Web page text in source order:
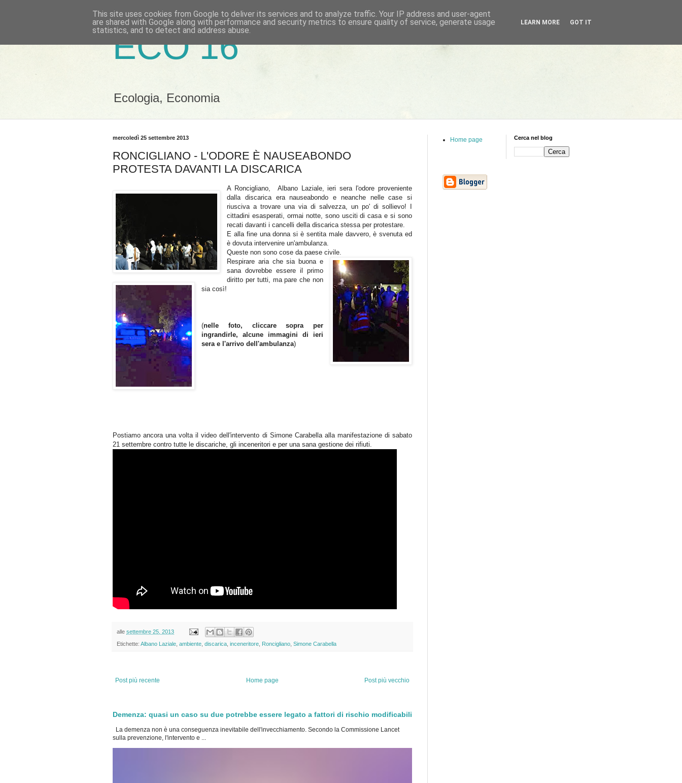
ECO 16
Ecologia, Economia
mercoledì 25 settembre 2013
RONCIGLIANO - L'ODORE È NAUSEABONDO
PROTESTA DAVANTI LA DISCARICA
A Roncigliano, Albano Laziale, ieri sera l'odore proveniente
dalla discarica era nauseabondo e neanche nelle case si
riusciva a trovare una via di salvezza, un po' di sollievo! I
cittadini esasperati, ormai notte, sono usciti di casa e si sono
recati davanti i cancelli della discarica stessa per protestare.
E alla fine una donna si è sentita male davvero, è svenuta ed
è dovuta intervenire un'ambulanza.
Queste non sono cose da paese civile.
Respirare aria che sia buona e
sana dovrebbe essere il primo
diritto per tutti, ma pare che non
sia così!
(nelle foto, cliccare sopra per
ingrandirle, alcune immagini di ieri
sera e l'arrivo dell'ambulanza)
Postiamo ancora una volta il video dell'intervento di Simone Carabella alla manifestazione di sabato
21 settembre contro tutte le discariche, gli inceneritori e per una sana gestione dei rifiuti.
alle settembre 25, 2013
Etichette: Albano Laziale ambiente discarica inceneritore Roncigliano Simone Carabella
Post più recente Post più vecchio
Home page
Demenza: quasi un caso su due potrebbe essere legato a fattori di rischio modificabili
La demenza non è una conseguenza inevitabile dell'invecchiamento. Secondo la Commissione Lancet
sulla prevenzione, l'intervento e ...
Home page Cerca nel blog
This site uses cookies from Google to deliver its services and to analyze traffic. Your IP address and user-agent
are shared with Google along with performance and security metrics to ensure quality of service, generate usage
statistics, and to detect and address abuse.
LEARN MORE GOT IT